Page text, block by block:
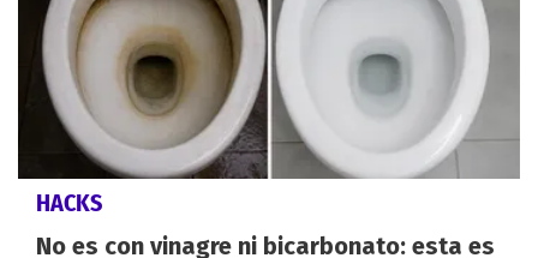
HACKS
No es con vinagre ni bicarbonato: esta es